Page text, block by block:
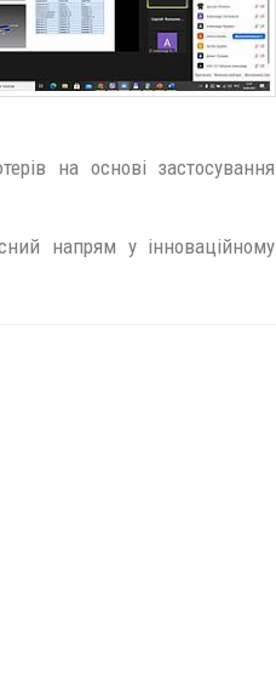
на основі застосування
напрям у інноваційному